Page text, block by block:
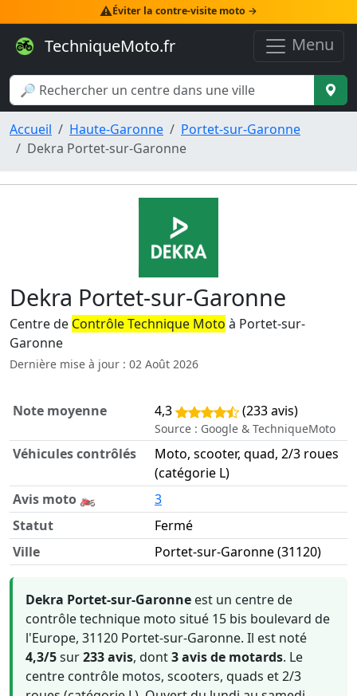
⚠️Éviter la contre-visite moto →
TechniqueMoto.fr Menu
Accueil Haute-Garonne
Portet-sur-Garonne
Dekra Portet-sur-Garonne
Dekra Portet-sur-Garonne
Centre de Contrôle Technique Moto à Portet-sur-
Garonne
Dernière mise à jour : 02 Août 2026
Informations clés sur Dekra Portet-sur-Garonne
Note moyenne 4,3 (233 avis)
Source : Google & TechniqueMoto
Véhicules contrôlés
Moto, scooter, quad, 2/3 roues
(catégorie L)
Avis moto 🏍️
3
Statut
Fermé
Ville
Portet-sur-Garonne (31120)
Dekra Portet-sur-Garonne est un centre de
contrôle technique moto situé 15 bis boulevard de
l'Europe, 31120 Portet-sur-Garonne. Il est noté
4,3/5sur233 avis, dont3 avis de motards. Le
centre contrôle motos, scooters, quads et 2/3